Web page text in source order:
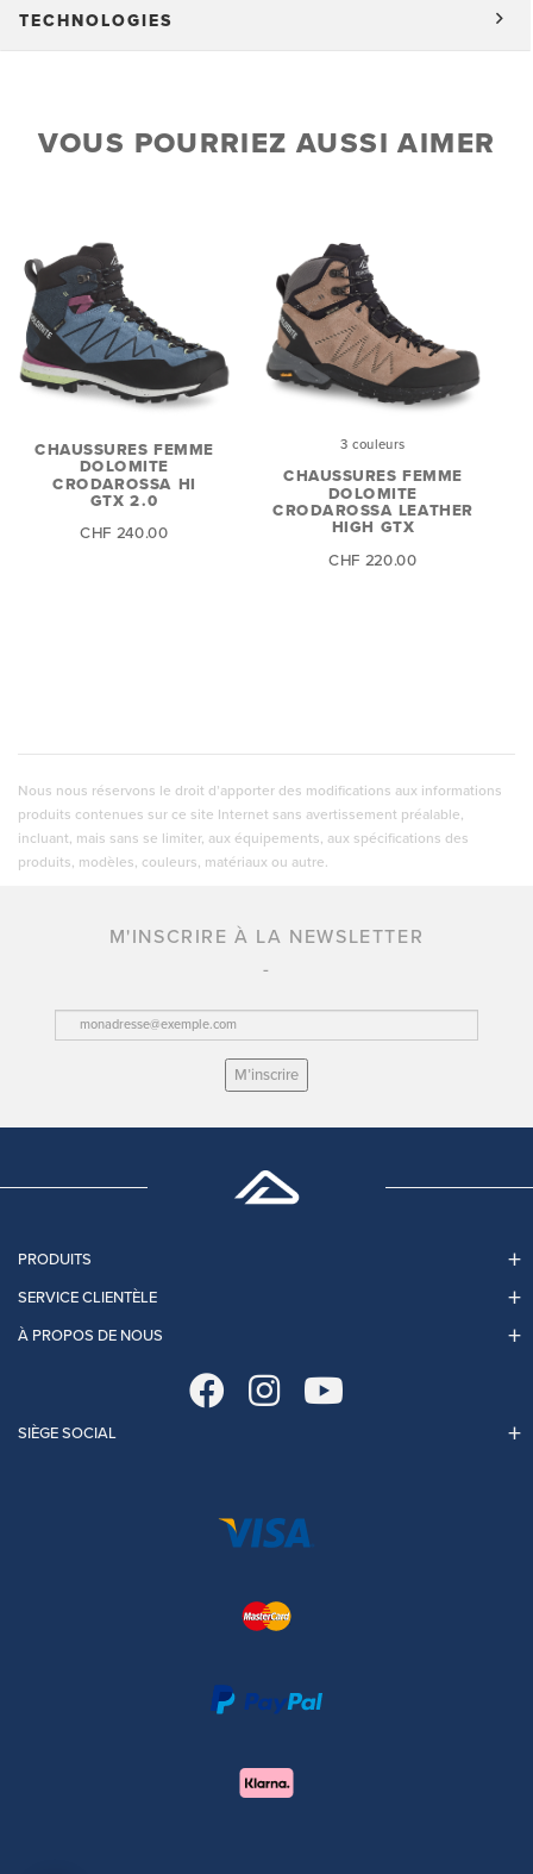
TECHNOLOGIES
VOUS POURRIEZ AUSSI AIMER
CHAUSSURES FEMME
DOLOMITE
CRODAROSSA HI
GTX 2.0
CHF 240.00
3 couleurs
CHAUSSURES FEMME
DOLOMITE
CRODAROSSA LEATHER
HIGH GTX
CHF 220.00
Nous nous réservons le droit d’apporter des modifications aux informations
produits contenues sur ce site Internet sans avertissement préalable,
incluant, mais sans se limiter, aux équipements, aux spécifications des
produits, modèles, couleurs, matériaux ou autre.
M'INSCRIRE À LA NEWSLETTER
M’inscrire
PRODUITS
SERVICE CLIENTÈLE
À PROPOS DE NOUS
SIÈGE SOCIAL